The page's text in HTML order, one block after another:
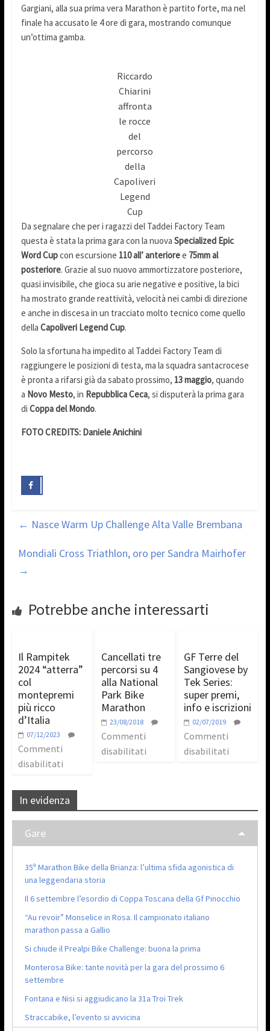
Gargiani, alla sua prima vera Marathon è partito forte, ma nel
finale ha accusato le 4 ore di gara, mostrando comunque
un’ottima gamba.
Riccardo
Chiarini
affronta
le rocce
del
percorso
della
Capoliveri
Legend
Cup
Da segnalare che per i ragazzi del Taddei Factory Team
questa è stata la prima gara con la nuova Specialized Epic
Word Cupcon escursione 110 all’ anterioree 75mm al
posteriore. Grazie al suo nuovo ammortizzatore posteriore,
quasi invisibile, che gioca su arie negative e positive, la bici
ha mostrato grande reattività, velocità nei cambi di direzione
e anche in discesa in un tracciato molto tecnico come quello
della Capoliveri Legend Cup.
Solo la sfortuna ha impedito al Taddei Factory Team di
raggiungere le posizioni di testa, ma la squadra santacrocese
è pronta a rifarsi già da sabato prossimo, 13 maggio, quando
a Novo Mesto, in Repubblica Ceca, si disputerà la prima gara
di Coppa del Mondo.
FOTO CREDITS: Daniele Anichini
← Nasce Warm Up Challenge Alta Valle Brembana
Mondiali Cross Triathlon, oro per Sandra Mairhofer
→
Potrebbe anche interessarti
Il Rampitek
2024 “atterra”
col
montepremi
più ricco
d’Italia
07/12/2023
Commenti
disabilitati
Cancellati tre
percorsi su 4
alla National
Park Bike
Marathon
23/08/2018
Commenti
disabilitati
GF Terre del
Sangiovese by
Tek Series:
super premi,
info e iscrizioni
02/07/2019
Commenti
disabilitati
In evidenza
Gare
35ª Marathon Bike della Brianza: l’ultima sfida agonistica di
una leggendaria storia
Il 6 settembre l’esordio di Coppa Toscana della Gf Pinocchio
“Au revoir” Monselice in Rosa. Il campionato italiano
marathon passa a Gallio
Si chiude il Prealpi Bike Challenge: buona la prima
Monterosa Bike: tante novità per la gara del prossimo 6
settembre
Fontana e Nisi si aggiudicano la 31a Troi Trek
Straccabike, l’evento si avvicina